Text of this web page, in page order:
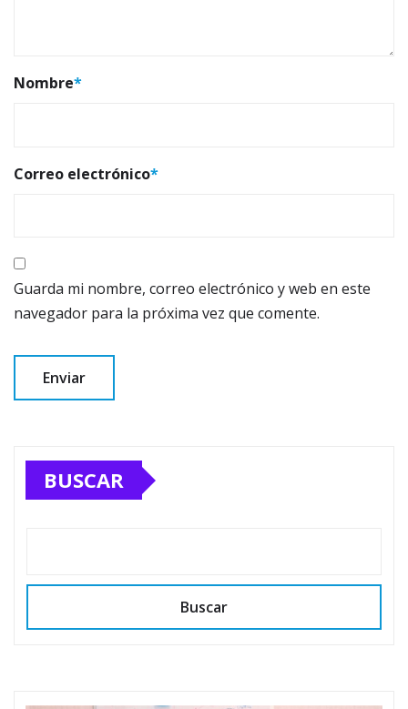
Nombre*
Correo electrónico*
Guarda mi nombre, correo electrónico y web en este
navegador para la próxima vez que comente.
BUSCAR
Buscar